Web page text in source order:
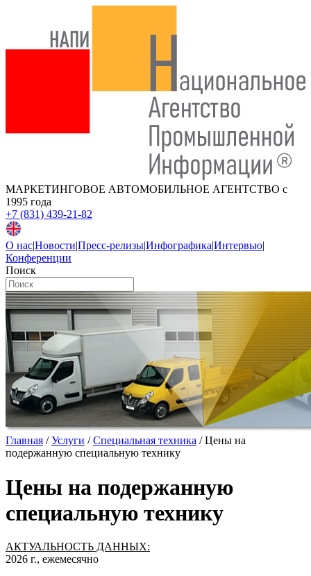
МАРКЕТИНГОВОЕ АВТОМОБИЛЬНОЕ АГЕНТСТВО с
1995 года
+7 (831) 439-21-82
О нас|Новости|Пресс-релизы|Инфографика|Интервью|
Конференции
Поиск
Главная /Услуги /Специальная техника /Цены на
подержанную специальную технику
Цены на подержанную
специальную технику
АКТУАЛЬНОСТЬ ДАННЫХ:
2026 г., ежемесячно